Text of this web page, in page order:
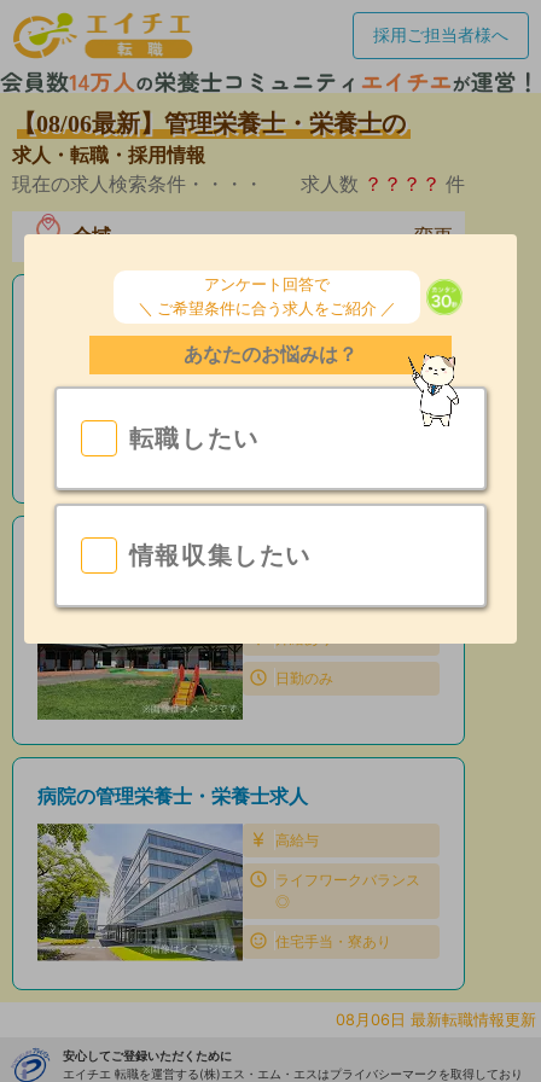
採用ご担当者様へ
【08/06最新】管理栄養士・栄養士の
求人・転職・採用情報
現在の求人検索条件・・・・
求人数 ？？？？ 件
全域 変更
老人ホームの栄養士求人
産休育休制度有
保育園の管理栄養士・栄養士求人
日勤のみ
病院の管理栄養士・栄養士求人
高給与
ライフワークバランス
◎
住宅手当・寮あり
アンケート回答で
＼ ご希望条件に合う求人をご紹介 ／
あなたのお悩みは？
転職したい
情報収集したい
08月06日 最新転職情報更新
安心してご登録いただくために
エイチエ 転職を運営する(株)エス・エム・エスはプライバシーマークを取得しており